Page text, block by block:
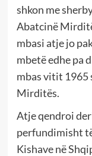
shkon me
Abatcinë
mbasi atje jo
mbetë edhe pa
mbas vitit 1965
Mirditës.
Atje qendroi
perfundimisht
Kishave në